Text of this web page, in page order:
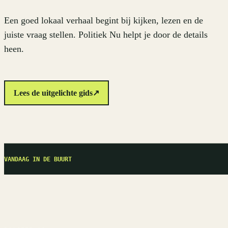
Een goed lokaal verhaal begint bij kijken, lezen en de
juiste vraag stellen. Politiek Nu helpt je door de details
heen.
Lees de uitgelichte gids↗
VANDAAG IN DE BUURT